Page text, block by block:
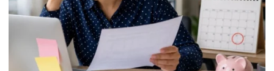
जयंती
पर
अखिलेश
यादव